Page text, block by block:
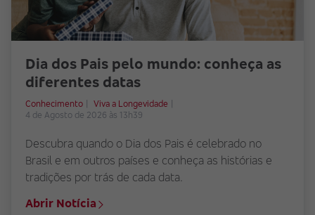
Dia dos Pais pelo mundo: conheça as
diferentes datas
Conhecimento
Viva a Longevidade
4 de Agosto de 2026 às 13h39
Descubra quando o Dia dos Pais é celebrado no
Brasil e em outros países e conheça as histórias e
tradições por trás de cada data.
Abrir Notícia